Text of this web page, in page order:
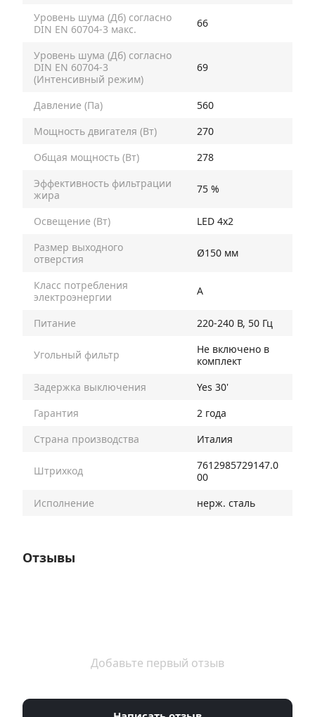
Уровень шума (Дб) согласно
DIN EN 60704-3 макс.
66
Уровень шума (Дб) согласно
DIN EN 60704-3
(Интенсивный режим)
69
Давление (Па)
560
Мощность двигателя (Вт)
270
Общая мощность (Вт)
278
Эффективность фильтрации
жира
75 %
Освещение (Вт)
LED 4х2
Размер выходного
отверстия
Ø150 мм
Класс потребления
электроэнергии
A
Питание 220-240 В, 50 Гц
Угольный фильтр
Не включено в
комплект
Задержка выключения
Yes 30'
Гарантия
2 года
Страна производства
Италия
Штрихкод
7612985729147.0
00
Исполнение
нерж. сталь
Отзывы
Добавьте первый отзыв